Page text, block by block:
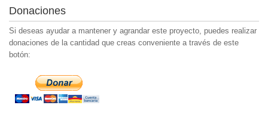
Donaciones
Si deseas ayudar a mantener y agrandar este proyecto, puedes realizar
donaciones de la cantidad que creas conveniente a través de este
botón: